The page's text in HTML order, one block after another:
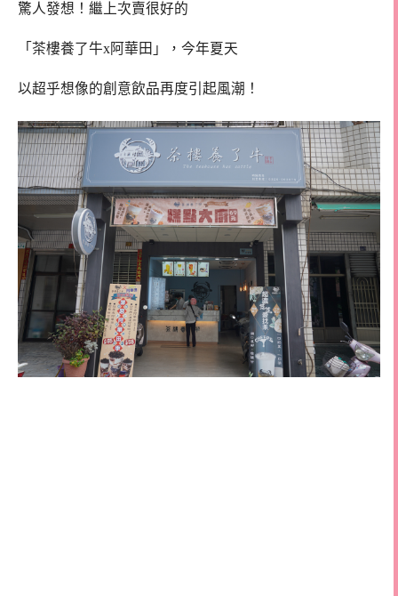
驚人發想！繼上次賣很好的
「茶樓養了牛x阿華田」，今年夏天
以超乎想像的創意飲品再度引起風潮！